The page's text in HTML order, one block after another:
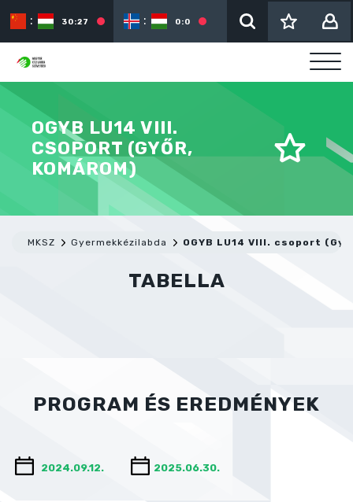
: 30:27 : 0:0 :
OGYB LU14 VIII.
CSOPORT (GYŐR,
KOMÁROM)
MKSZ Gyermekkézilabda OGYB LU14 VIII. csoport
TABELLA
PROGRAM ÉS EREDMÉNYEK